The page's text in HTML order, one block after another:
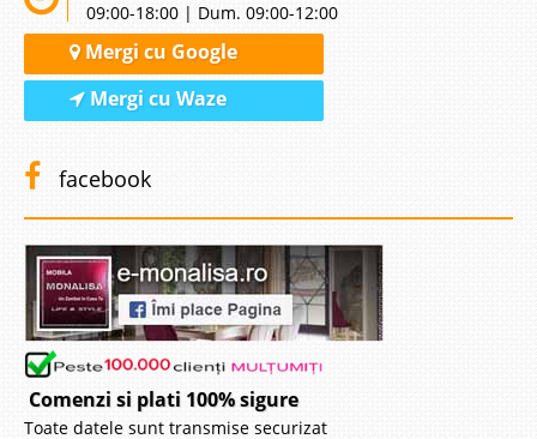
09:00-18:00 | Dum. 09:00-12:00
Mergi cu Google
Mergi cu Waze
facebook
Comenzi si plati 100% sigure
Toate datele sunt transmise securizat